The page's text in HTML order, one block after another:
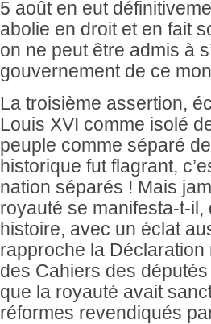
5 août en eut
abolie en droit et en fait
on ne peut être admis à
gouvernement de ce
La troisième assertion,
Louis XVI comme isolé
peuple comme séparé
historique fut flagrant,
nation séparés ! Mais
royauté se manifesta-t-
histoire, avec un éclat
rapproche la
des Cahiers des
que la royauté avait
réformes revendiqués